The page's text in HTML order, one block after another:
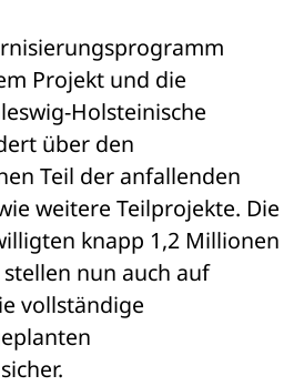
Projekt und die
Holsteinische
über den
Teil der anfallenden
weitere Teilprojekte. Die
knapp 1,2 Millionen
nun auch auf
vollständige